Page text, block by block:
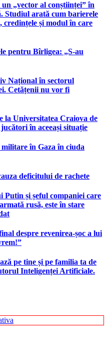
„vector al conștiinței” în
Studiul arată cum barierele
credințele și modul în care
pentru Bîrligea: „S-au
Național în sectorul
Cetățenii nu vor fi
la Universitatea Craiova de
în aceeași situație
în Gaza în ciuda
deficitului de rachete
și șeful companiei care
rusă, este în stare
despre revenirea-șoc a lui
pe tine și pe familia ta de
Inteligenței Artificiale.